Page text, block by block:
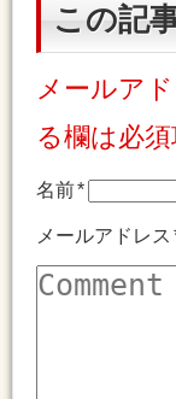
この記
メールア
る欄は必
名前*
メールアドレス